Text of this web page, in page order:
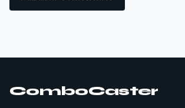
ComboCaster